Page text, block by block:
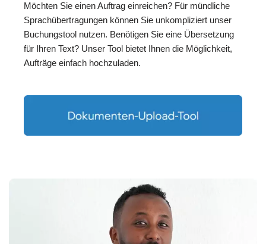
Möchten Sie einen Auftrag einreichen? Für mündliche
Sprachübertragungen können Sie unkompliziert unser
Buchungstool nutzen. Benötigen Sie eine Übersetzung
für Ihren Text? Unser Tool bietet Ihnen die Möglichkeit,
Aufträge einfach hochzuladen.